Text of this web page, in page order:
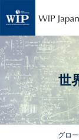
世
グロ